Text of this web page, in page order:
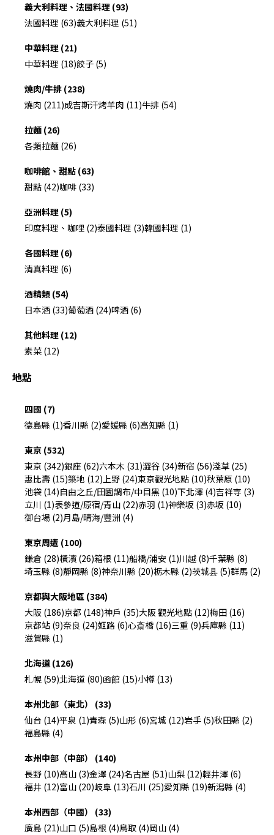
義大利料理、法國料理 (93)
法國料理 (63)義大利料理 (51)
中華料理 (21)
中華料理 (18)餃子 (5)
燒肉/牛排 (238)
燒肉 (211)成吉斯汗烤羊肉 (11)牛排 (54)
拉麵 (26)
各類拉麵 (26)
咖啡館、甜點 (63)
甜點 (42)咖啡 (33)
亞洲料理 (5)
印度料理、咖哩 (2)泰國料理 (3)韓國料理 (1)
各國料理 (6)
清真料理 (6)
酒精類 (54)
日本酒 (33)葡萄酒 (24)啤酒 (6)
其他料理 (12)
素菜 (12)
地點
四國 (7)
德島縣 (1)香川縣 (2)愛媛縣 (6)高知縣 (1)
東京 (532)
東京 (342)銀座 (62)六本木 (31)澀谷 (34)新宿 (56)淺草 (25)
惠比壽 (15)築地 (12)上野 (24)東京觀光地點 (10)秋葉原 (10)
池袋 (14)自由之丘/田園調布/中目黑 (10)下北澤 (4)吉祥寺 (3)
立川 (1)表參道/原宿/青山 (22)赤羽 (1)神樂坂 (3)赤坂 (10)
御台場 (2)月島/晴海/豐洲 (4)
東京周遭 (100)
鎌倉 (28)橫濱 (26)箱根 (11)船橋/浦安 (1)川越 (8)千葉縣 (8)
埼玉縣 (8)靜岡縣 (8)神奈川縣 (20)栃木縣 (2)茨城县 (5)群馬 (2)
京都與大阪地區 (384)
大阪 (186)京都 (148)神戶 (35)大阪 觀光地點 (12)梅田 (16)
京都站 (9)奈良 (24)姬路 (6)心斎橋 (16)三重 (9)兵庫縣 (11)
滋賀縣 (1)
北海道 (126)
札幌 (59)北海道 (80)函館 (15)小樽 (13)
本州北部（東北） (33)
仙台 (14)平泉 (1)青森 (5)山形 (6)宮城 (12)岩手 (5)秋田縣 (2)
福島縣 (4)
本州中部（中部） (140)
長野 (10)高山 (3)金澤 (24)名古屋 (51)山梨 (12)輕井澤 (6)
福井 (12)富山 (20)岐阜 (13)石川 (25)愛知縣 (19)新潟縣 (4)
本州西部（中國） (33)
廣島 (21)山口 (5)島根 (4)鳥取 (4)岡山 (4)